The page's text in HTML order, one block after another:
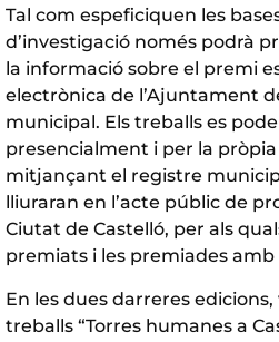
Tal com espeficiquen les
d’investigació només podrà
la informació sobre el premi
electrònica de l’Ajuntament
municipal. Els treballs es
presencialment i per la
mitjançant el registre
lliuraran en l’acte públic de
Ciutat de Castelló, per als
premiats i les premiades amb
En les dues darreres
treballs “Torres humanes a